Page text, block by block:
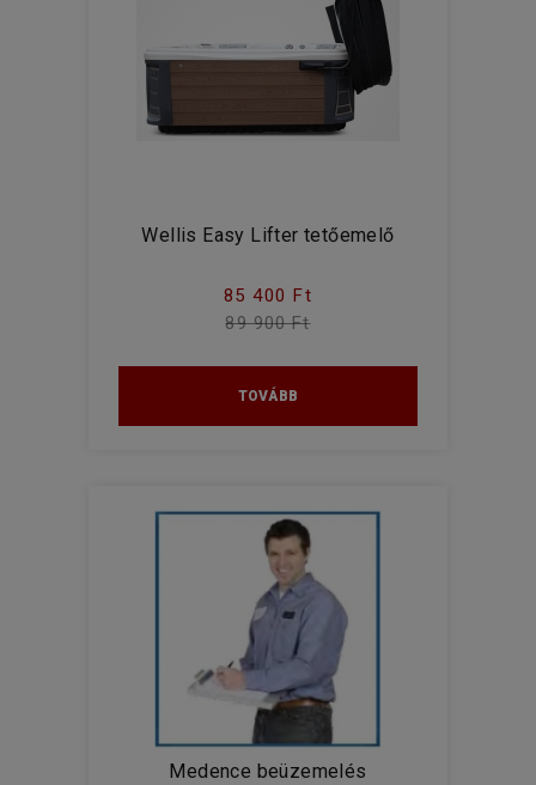
Wellis Easy Lifter tetőemelő
85 400 Ft
89 900 Ft
TOVÁBB
Medence beüzemelés